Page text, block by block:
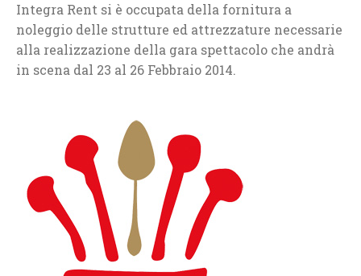
Integra Rent si è occupata della fornitura a
noleggio delle strutture ed attrezzature necessarie
alla realizzazione della gara spettacolo che andrà
in scena dal 23 al 26 Febbraio 2014.